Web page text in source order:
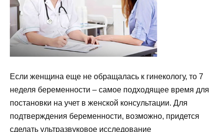
Если женщина еще не обращалась к гинекологу, то 7
неделя беременности – самое подходящее время для
постановки на учет в женской консультации. Для
подтверждения беременности, возможно, придется
сделать ультразвуковое исследование